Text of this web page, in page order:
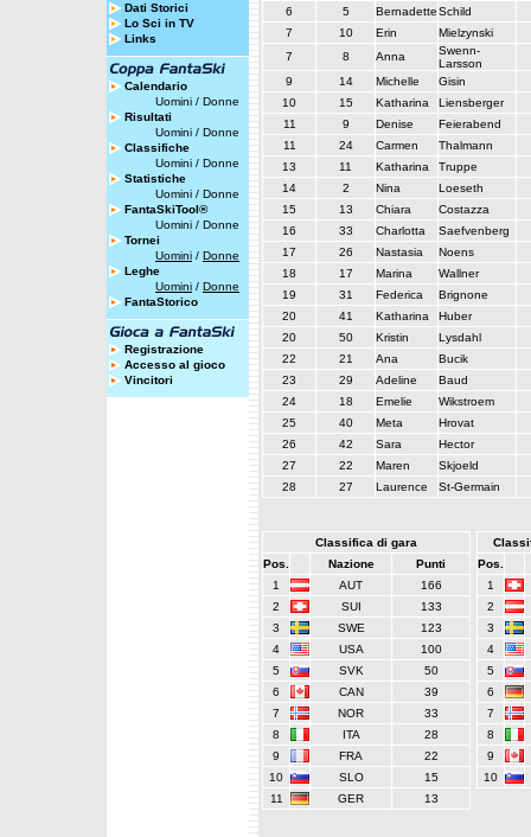
Dati Storici
Lo Sci in TV
Links
Calendario
Uomini / Donne
Risultati
Uomini / Donne
Classifiche
Uomini / Donne
Statistiche
Uomini / Donne
FantaSkiTool®
Uomini / Donne
Tornei
Uomini / Donne
Leghe
Uomini / Donne
FantaStorico
Registrazione
Accesso al gioco
Vincitori
6
5 BernadetteSchild
7
10 Erin
Mielzynski
7
8 Anna
Swenn-
Larsson
9
14 Michelle
Gisin
10
15 Katharina
Liensberger
11
9 Denise
Feierabend
11
24 Carmen
Thalmann
13
11 Katharina
Truppe
14
2 Nina
Loeseth
15
13 Chiara
Costazza
16
33 Charlotta
Saefvenberg
17
26 Nastasia
Noens
18
17 Marina
Wallner
19
31 Federica
Brignone
20
41 Katharina
Huber
20
50 Kristin
Lysdahl
22
21 Ana
Bucik
23
29 Adeline
Baud
24
18 Emelie
Wikstroem
25
40 Meta
Hrovat
26
42 Sara
Hector
27
22 Maren
Skjoeld
28
27 Laurence St-Germain
Classifica di gara
Pos.
Nazione
Punti
1
AUT
166
2
SUI
133
3
SWE
123
4
USA
100
5
SVK
50
6
CAN
39
7
NOR
33
8
ITA
28
9
FRA
22
10
SLO
15
11
GER 13
Pos.
1
2
3
4
5
6
7
8
9
10